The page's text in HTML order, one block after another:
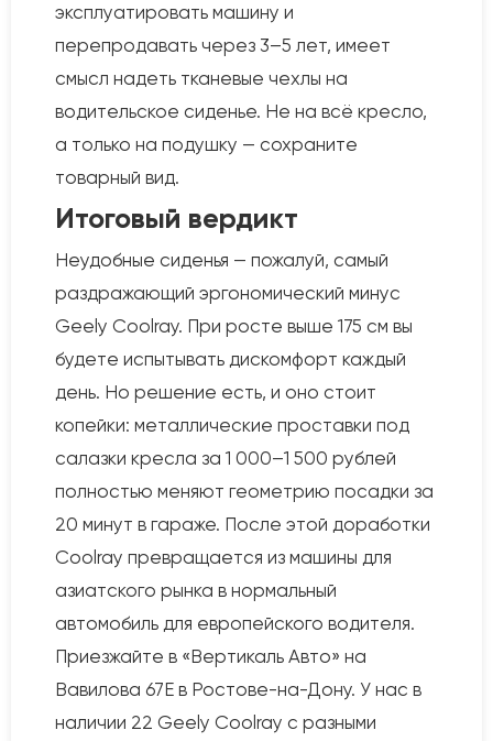
эксплуатировать машину и
перепродавать через 3–5 лет, имеет
смысл надеть тканевые чехлы на
водительское сиденье. Не на всё кресло,
а только на подушку — сохраните
товарный вид.
Итоговый вердикт
Неудобные сиденья — пожалуй, самый
раздражающий эргономический минус
Geely Coolray. При росте выше 175 см вы
будете испытывать дискомфорт каждый
день. Но решение есть, и оно стоит
копейки: металлические проставки под
салазки кресла за 1 000–1 500 рублей
полностью меняют геометрию посадки за
20 минут в гараже. После этой доработки
Coolray превращается из машины для
азиатского рынка в нормальный
автомобиль для европейского водителя.
Приезжайте в «Вертикаль Авто» на
Вавилова 67Е в Ростове-на-Дону. У нас в
наличии 22 Geely Coolray с разными